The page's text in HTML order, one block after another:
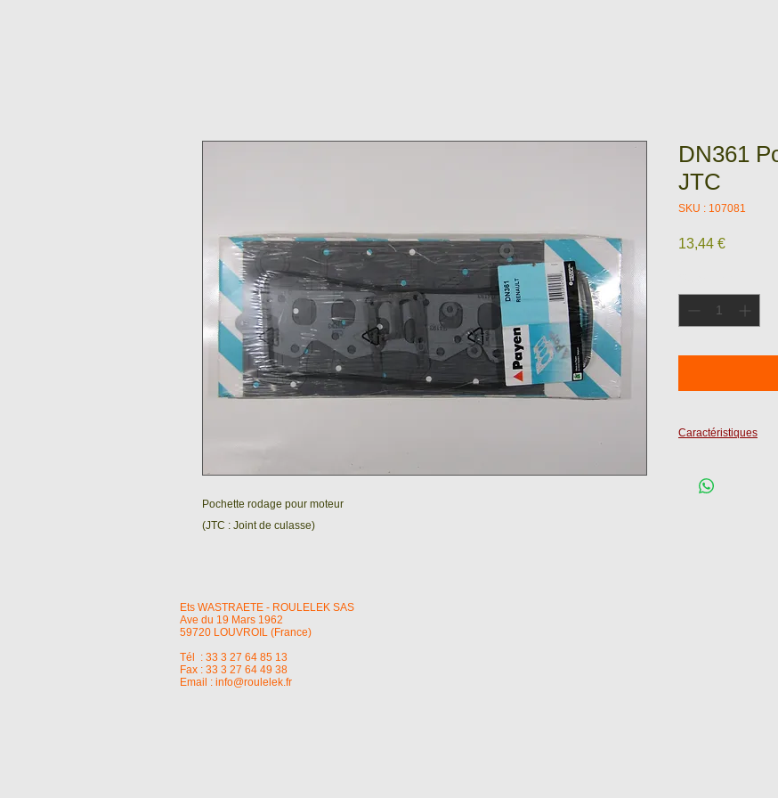
Pochette rodage pour moteur
(JTC : Joint de culasse)
DN361
JTC
SKU : 107081
13,44 €Prix
Caractéristiques
Ets WASTRAETE - ROULELEK SAS
Ave du 19 Mars 1962
59720 LOUVROIL (France)
Tél : 33 3 27 64 85 13
Fax : 33 3 27 64 49 38
Email : info@roulelek.fr